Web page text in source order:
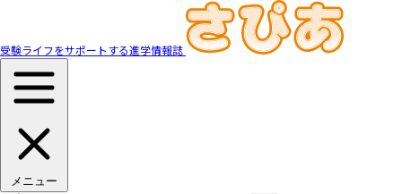
受験ライフをサポートする進学情報誌
メニュー